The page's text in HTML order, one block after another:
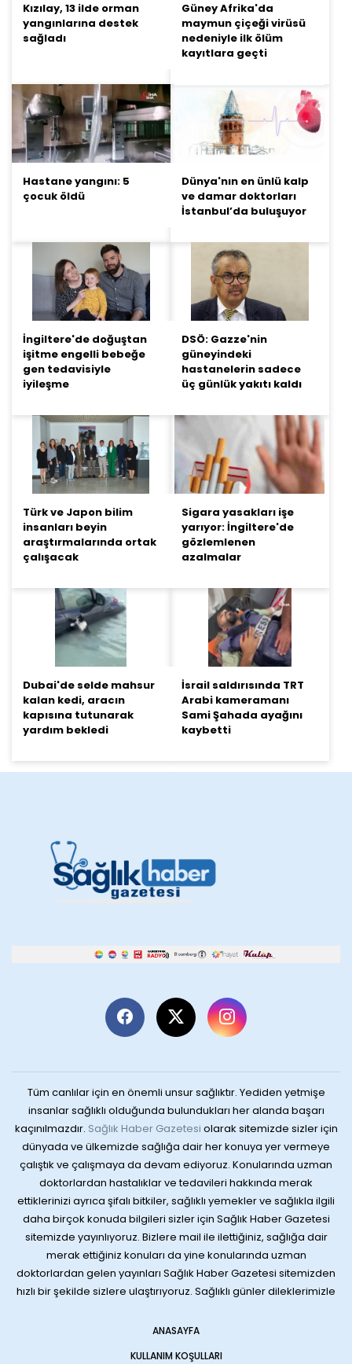
Kızılay, 13 ilde orman
yangınlarına destek
sağladı
Güney Afrika'da
maymun çiçeği virüsü
nedeniyle ilk ölüm
kayıtlara geçti
Hastane yangını: 5
çocuk öldü
Dünya'nın en ünlü kalp
ve damar doktorları
İstanbul’da buluşuyor
İngiltere'de doğuştan
işitme engelli bebeğe
gen tedavisiyle
iyileşme
DSÖ: Gazze'nin
güneyindeki
hastanelerin sadece
üç günlük yakıtı kaldı
Türk ve Japon bilim
insanları beyin
araştırmalarında ortak
çalışacak
Sigara yasakları işe
yarıyor: İngiltere'de
gözlemlenen
azalmalar
Dubai'de selde mahsur
kalan kedi, aracın
kapısına tutunarak
yardım bekledi
İsrail saldırısında TRT
Arabi kameramanı
Sami Şahada ayağını
kaybetti
Tüm canlılar için en önemli unsur sağlıktır. Yediden yetmişe
insanlar sağlıklı olduğunda bulundukları her alanda başarı
kaçınılmazdır. Sağlık Haber Gazetesi olarak sitemizde sizler için
dünyada ve ülkemizde sağlığa dair her konuya yer vermeye
çalıştık ve çalışmaya da devam ediyoruz. Konularında uzman
doktorlardan hastalıklar ve tedavileri hakkında merak
ettiklerinizi ayrıca şifalı bitkiler, sağlıklı yemekler ve sağlıkla ilgili
daha birçok konuda bilgileri sizler için Sağlık Haber Gazetesi
sitemizde yayınlıyoruz. Bizlere mail ile ilettiğiniz, sağlığa dair
merak ettiğiniz konuları da yine konularında uzman
doktorlardan gelen yayınları Sağlık Haber Gazetesi sitemizden
hızlı bir şekilde sizlere ulaştırıyoruz. Sağlıklı günler dileklerimizle
ANASAYFA
KULLANIM KOŞULLARI